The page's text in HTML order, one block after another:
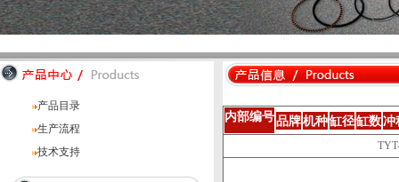
产品目录
生产流程
技术支持
内部编号品牌机种缸径缸数冲